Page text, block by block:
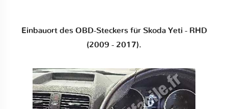
Einbauort des OBD-Steckers für Skoda Yeti - RHD
(2009 - 2017).